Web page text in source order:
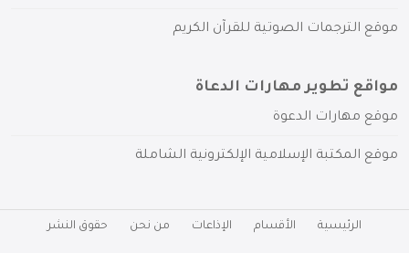
موقع الترجمات الصوتية للقرآن الكريم
مواقع تطوير مهارات الدعاة
موقع مهارات الدعوة
موقع المكتبة الإسلامية الإلكترونية الشاملة
الرئيسية الأقسام الإذاعات من نحن حقوق النشر